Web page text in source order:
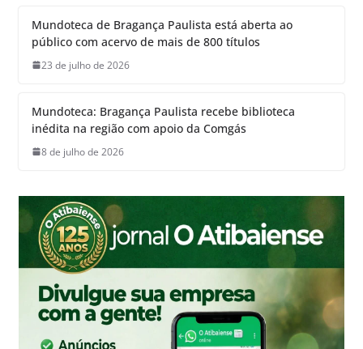
Mundoteca de Bragança Paulista está aberta ao
público com acervo de mais de 800 títulos
23 de julho de 2026
Mundoteca: Bragança Paulista recebe biblioteca
inédita na região com apoio da Comgás
8 de julho de 2026